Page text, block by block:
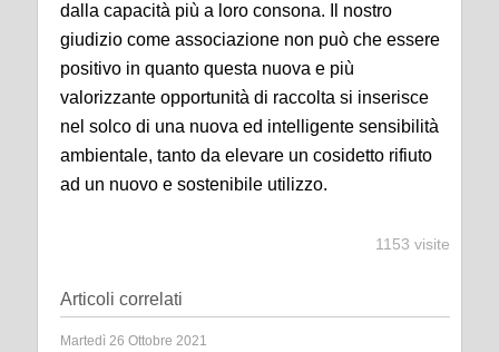
dalla capacità più a loro consona. Il nostro
giudizio come associazione non può che essere
positivo in quanto questa nuova e più
valorizzante opportunità di raccolta si inserisce
nel solco di una nuova ed intelligente sensibilità
ambientale, tanto da elevare un cosidetto rifiuto
ad un nuovo e sostenibile utilizzo.
1153 visite
Articoli correlati
Martedì 26 Ottobre 2021